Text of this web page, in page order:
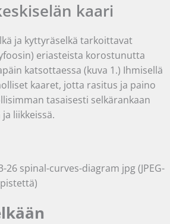
kaari
ja kyttyräselkä tarkoittavat
eriasteista korostunutta
katsottaessa (kuva 1.) Ihmisellä
kaaret, jotta rasitus ja paino
tasaisesti selkärankaan
liikkeissä.